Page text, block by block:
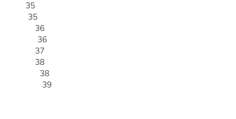
35
36
36
37
38
38
39